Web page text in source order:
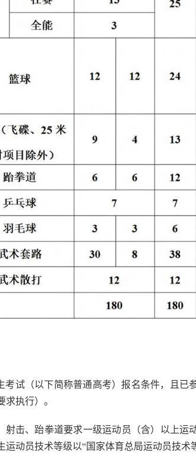
考试（以下简称普通高考）报名条件，且
求执行）。
射击、跆拳道要求一级运动员（含）以上运
动员技术等级以“国家体育总局运动员技术